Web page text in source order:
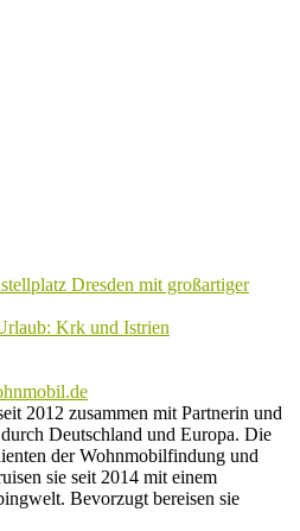
Dresden mit großartiger
Krk und Istrien
2012 zusammen mit Partnerin und
Deutschland und Europa. Die
der Wohnmobilfindung und
sie seit 2014 mit einem
Bevorzugt bereisen sie